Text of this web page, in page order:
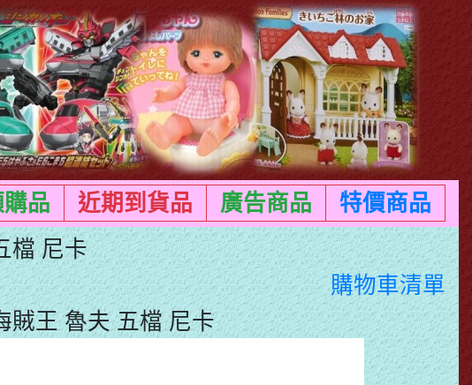
品 近期到貨品 廣告商品
特價商品
檔 尼卡
購物車清單
王 魯夫 五檔 尼卡